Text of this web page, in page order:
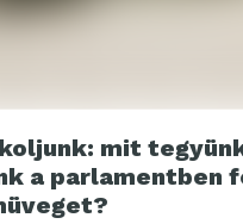
mit
a parlamentben